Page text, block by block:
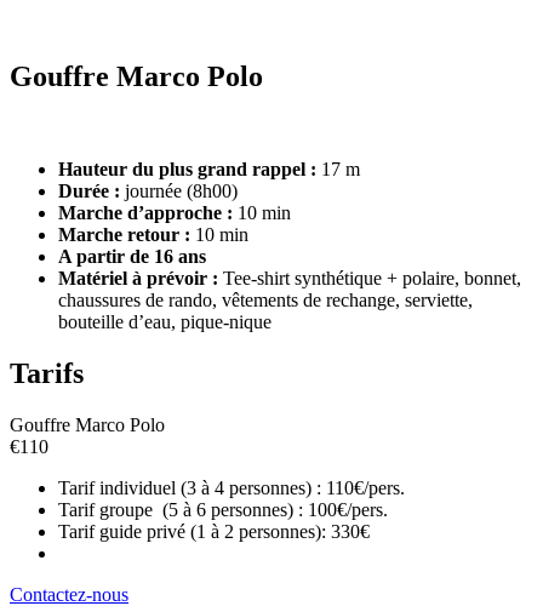
Gouffre Marco Polo
Hauteur du plus grand rappel : 17 m
Durée : journée (8h00)
Marche d’approche : 10 min
Marche retour : 10 min
A partir de 16 ans
Matériel à prévoir : Tee-shirt synthétique + polaire, bonnet,
chaussures de rando, vêtements de rechange, serviette,
bouteille d’eau, pique-nique
Tarifs
Gouffre Marco Polo
€110
Tarif individuel (3 à 4 personnes) : 110€/pers.
Tarif groupe (5 à 6 personnes) : 100€/pers.
Tarif guide privé (1 à 2 personnes): 330€
Contactez-nous